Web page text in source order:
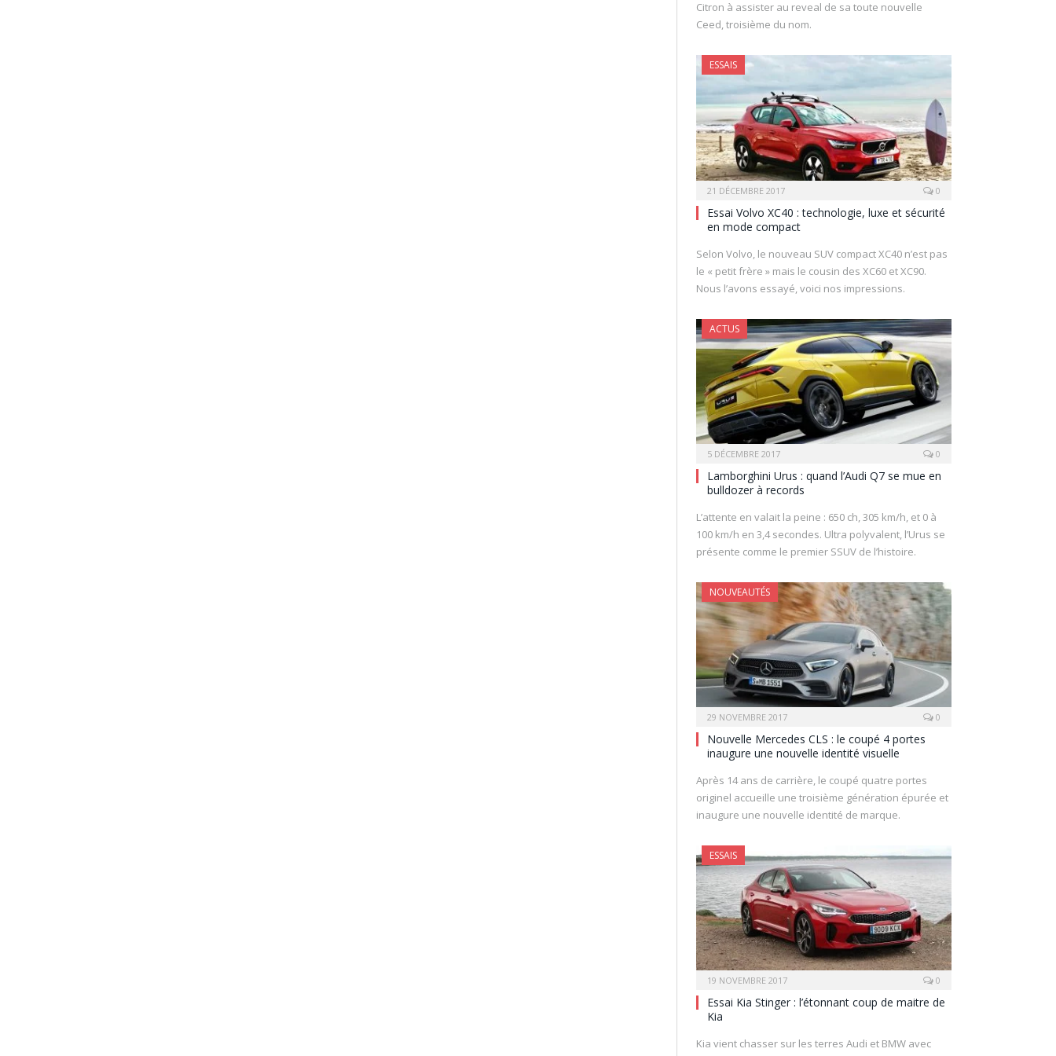
Citron à assister au reveal de sa toute nouvelle
Ceed, troisième du nom.
ESSAIS
21 DÉCEMBRE 2017 0
Essai Volvo XC40 : technologie, luxe et sécurité
en mode compact
Selon Volvo, le nouveau SUV compact XC40 n’est pas
le « petit frère » mais le cousin des XC60 et XC90.
Nous l’avons essayé, voici nos impressions.
ACTUS
5 DÉCEMBRE 2017 0
Lamborghini Urus : quand l’Audi Q7 se mue en
bulldozer à records
L’attente en valait la peine : 650 ch, 305 km/h, et 0 à
100 km/h en 3,4 secondes. Ultra polyvalent, l’Urus se
présente comme le premier SSUV de l’histoire.
NOUVEAUTÉS
29 NOVEMBRE 2017 0
Nouvelle Mercedes CLS : le coupé 4 portes
inaugure une nouvelle identité visuelle
Après 14 ans de carrière, le coupé quatre portes
originel accueille une troisième génération épurée et
inaugure une nouvelle identité de marque.
ESSAIS
19 NOVEMBRE 2017 0
Essai Kia Stinger : l’étonnant coup de maitre de
Kia
Kia vient chasser sur les terres Audi et BMW avec